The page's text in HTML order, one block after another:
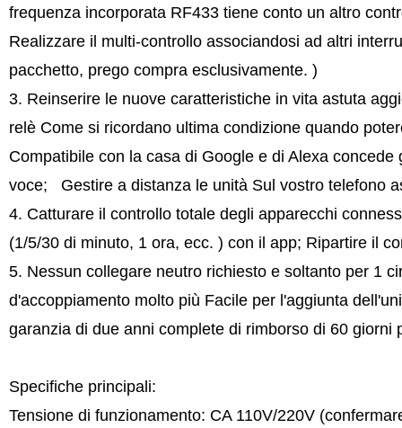
frequenza incorporata RF433 tiene conto un altro
Realizzare il multi-controllo associandosi ad altri
pacchetto, prego compra esclusivamente. )
3. Reinserire le nuove caratteristiche in vita astuta
relè Come si ricordano ultima condizione quando
Compatibile con la casa di Google e di Alexa
voce; Gestire a distanza le unità Sul vostro telefono
4. Catturare il controllo totale degli apparecchi
(1/5/30 di minuto, 1 ora, ecc. ) con il app; Ripartire il
5. Nessun collegare neutro richiesto e soltanto per 1
d'accoppiamento molto più Facile per l'aggiunta
garanzia di due anni complete di rimborso di 60 giorni
Specifiche principali:
Tensione di funzionamento: CA 110V/220V